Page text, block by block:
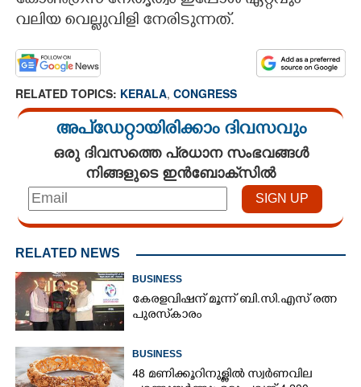
വലിയ വെല്ലുവിളി നേരിടുന്നത്.
RELATED TOPICS: KERALA, CONGRESS
അപ്ഡേറ്റായിരിക്കാം ദിവസവും
ഒരു ദിവസത്തെ പ്രധാന സംഭവങ്ങൾ
നിങ്ങളുടെ ഇൻബോക്സിൽ
RELATED NEWS
BUSINESS
കേരളവിഷന് മൂന്ന് ബി.സി.എസ് രത്ന
പുരസ്‌കാരം
BUSINESS
48 മണിക്കൂറിനുള്ളിൽ സ്വർണവില